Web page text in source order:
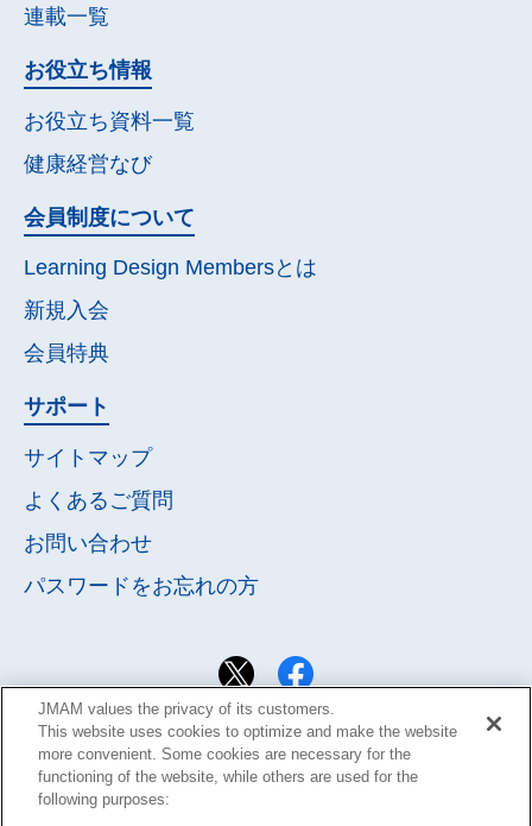
連載一覧
お役立ち情報
お役立ち資料一覧
健康経営なび
会員制度について
Learning Design Membersとは
新規入会
会員特典
サポート
サイトマップ
よくあるご質問
お問い合わせ
パスワードをお忘れの方
JMAM values the privacy of its customers.
This website uses cookies to optimize and make the website
more convenient. Some cookies are necessary for the
functioning of the website, while others are used for the
following purposes: